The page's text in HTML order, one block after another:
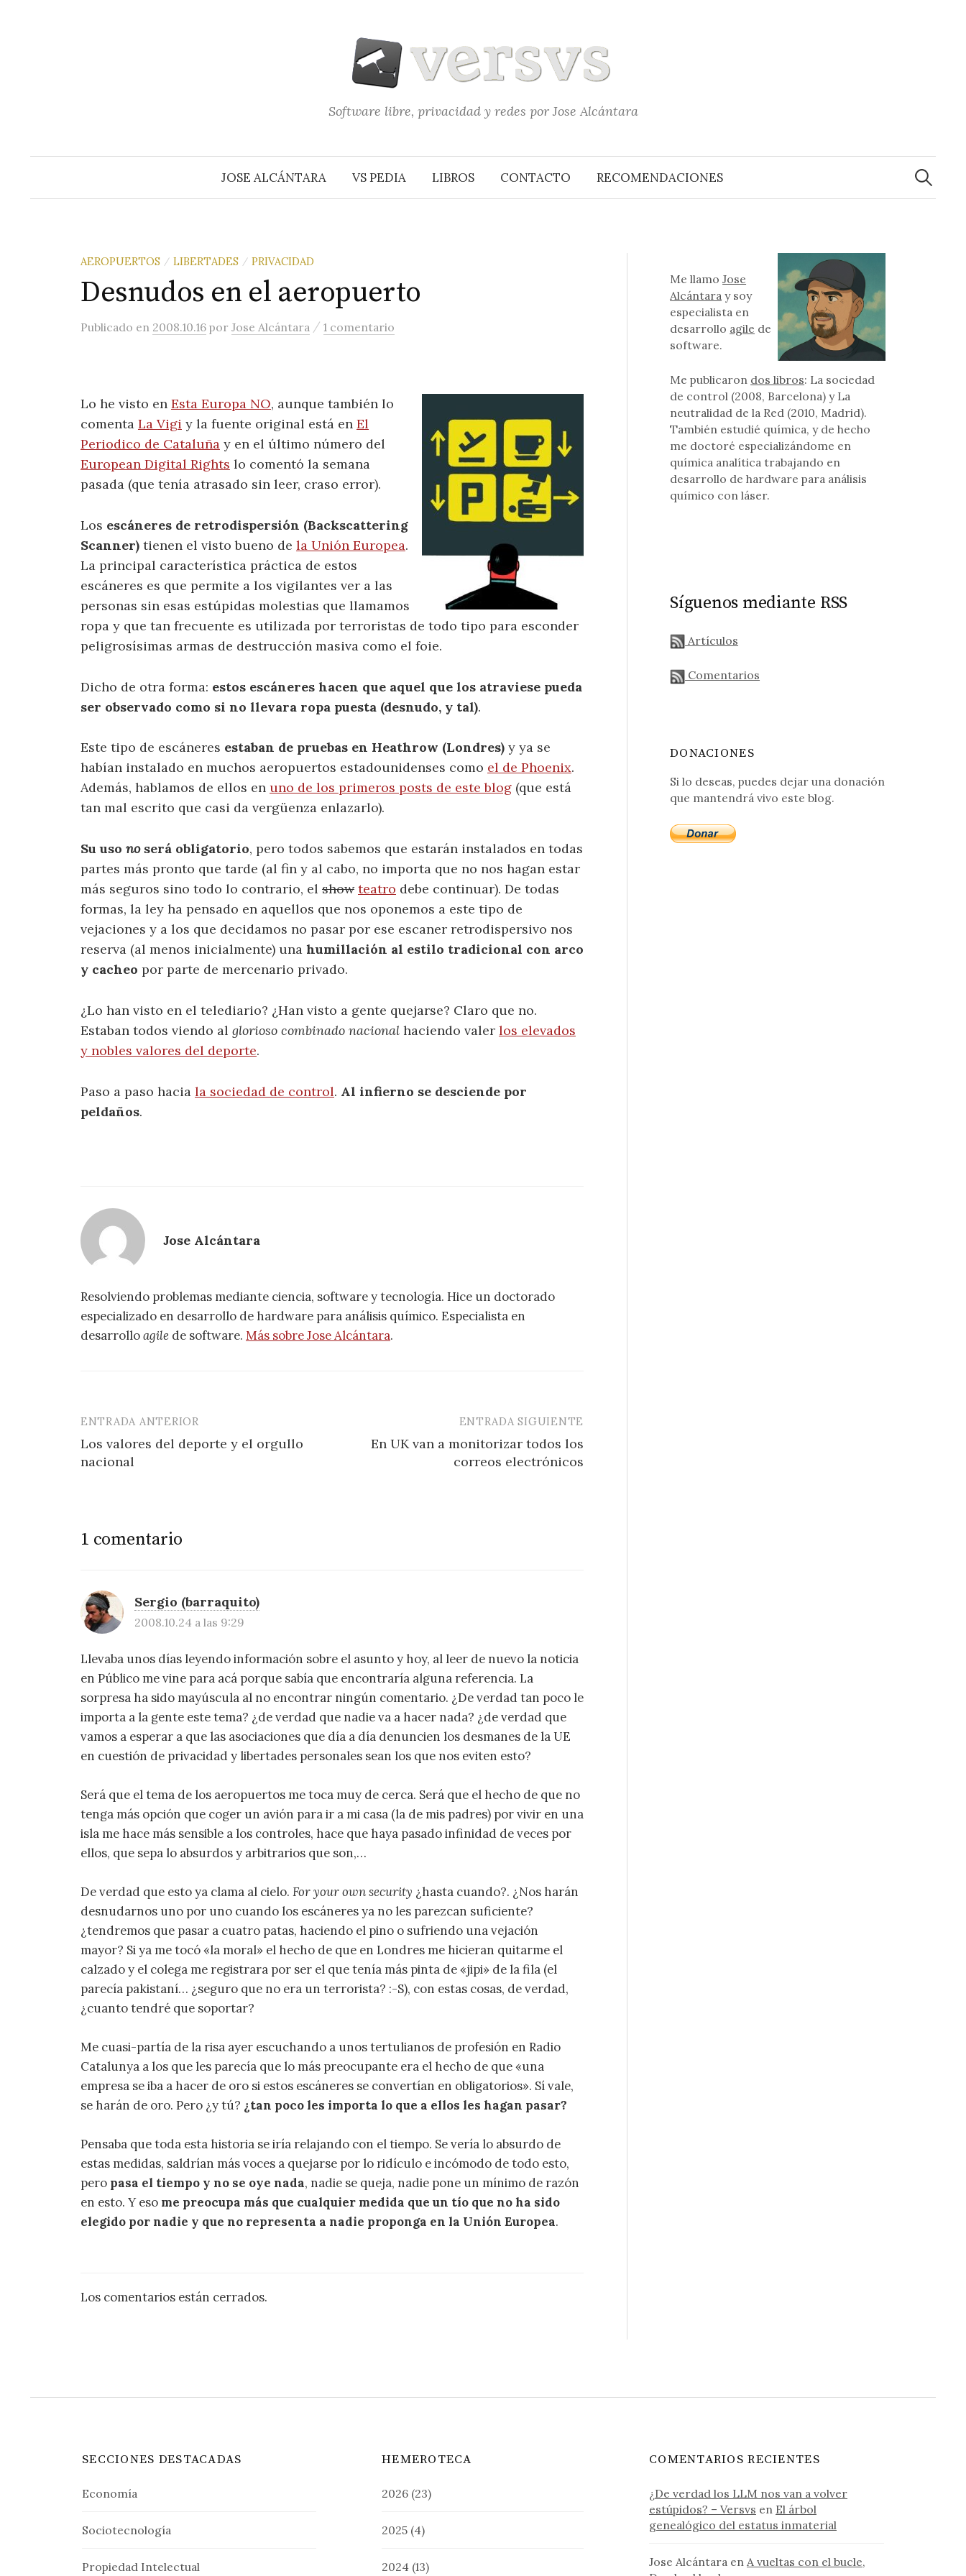
Software libre, privacidad y redes por Jose Alcántara
JOSE ALCÁNTARA VS PEDIA LIBROS CONTACTO RECOMENDACIONES
Buscar:
AEROPUERTOS / LIBERTADES / PRIVACIDAD
Desnudos en el aeropuerto
Publicado en 2008.10.16 por Jose Alcántara / 1 comentario
Lo he visto en Esta Europa NO, aunque también lo
comenta La Vigi y la fuente original está en El
Periodico de Cataluña y en el último número del
European Digital Rights lo comentó la semana
pasada (que tenía atrasado sin leer, craso error).
Los escáneres de retrodispersión (Backscattering
Scanner) tienen el visto bueno de la Unión Europea.
La principal característica práctica de estos
escáneres es que permite a los vigilantes ver a las
personas sin esas estúpidas molestias que llamamos
ropa y que tan frecuente es utilizada por terroristas de todo tipo para esconder
peligrosísimas armas de destrucción masiva como el foie.
Dicho de otra forma: estos escáneres hacen que aquel que los atraviese pueda
ser observado como si no llevara ropa puesta (desnudo, y tal).
Este tipo de escáneres estaban de pruebas en Heathrow (Londres) y ya se
habían instalado en muchos aeropuertos estadounidenses como el de Phoenix.
Además, hablamos de ellos en uno de los primeros posts de este blog (que está
tan mal escrito que casi da vergüenza enlazarlo).
Su uso noserá obligatorio, pero todos sabemos que estarán instalados en todas
partes más pronto que tarde (al fin y al cabo, no importa que no nos hagan estar
más seguros sino todo lo contrario, el show teatro debe continuar). De todas
formas, la ley ha pensado en aquellos que nos oponemos a este tipo de
vejaciones y a los que decidamos no pasar por ese escaner retrodispersivo nos
reserva (al menos inicialmente) una humillación al estilo tradicional con arco
y cacheo por parte de mercenario privado.
¿Lo han visto en el telediario? ¿Han visto a gente quejarse? Claro que no.
Estaban todos viendo al glorioso combinado nacional haciendo valer los elevados
y nobles valores del deporte.
Paso a paso hacia la sociedad de control. Al infierno se desciende por
peldaños.
Jose Alcántara
Resolviendo problemas mediante ciencia, software y tecnología. Hice un doctorado
especializado en desarrollo de hardware para análisis químico. Especialista en
desarrolloagile de software. Más sobre Jose Alcántara.
Navegación
de
ENTRADA ANTERIOR
Los valores del deporte y el orgullo
nacional
ENTRADA SIGUIENTE
En UK van a monitorizar todos los
correos electrónicos
1 comentario
Sergio (barraquito)
2008.10.24 a las 9:29
Llevaba unos días leyendo información sobre el asunto y hoy, al leer de nuevo la noticia
en Público me vine para acá porque sabía que encontraría alguna referencia. La
sorpresa ha sido mayúscula al no encontrar ningún comentario. ¿De verdad tan poco le
importa a la gente este tema? ¿de verdad que nadie va a hacer nada? ¿de verdad que
vamos a esperar a que las asociaciones que día a día denuncien los desmanes de la UE
en cuestión de privacidad y libertades personales sean los que nos eviten esto?
Será que el tema de los aeropuertos me toca muy de cerca. Será que el hecho de que no
tenga más opción que coger un avión para ir a mi casa (la de mis padres) por vivir en una
isla me hace más sensible a los controles, hace que haya pasado infinidad de veces por
ellos, que sepa lo absurdos y arbitrarios que son,…
De verdad que esto ya clama al cielo. For your own security ¿hasta cuando?. ¿Nos harán
desnudarnos uno por uno cuando los escáneres ya no les parezcan suficiente?
¿tendremos que pasar a cuatro patas, haciendo el pino o sufriendo una vejación
mayor? Si ya me tocó «la moral» el hecho de que en Londres me hicieran quitarme el
calzado y el colega me registrara por ser el que tenía más pinta de «jipi» de la fila (el
parecía pakistaní… ¿seguro que no era un terrorista? :-S), con estas cosas, de verdad,
¿cuanto tendré que soportar?
Me cuasi-partía de la risa ayer escuchando a unos tertulianos de profesión en Radio
Catalunya a los que les parecía que lo más preocupante era el hecho de que «una
empresa se iba a hacer de oro si estos escáneres se convertían en obligatorios». Sí vale,
se harán de oro. Pero ¿y tú? ¿tan poco les importa lo que a ellos les hagan pasar?
Pensaba que toda esta historia se iría relajando con el tiempo. Se vería lo absurdo de
estas medidas, saldrían más voces a quejarse por lo ridículo e incómodo de todo esto,
pero pasa el tiempo y no se oye nada, nadie se queja, nadie pone un mínimo de razón
en esto. Y eso me preocupa más que cualquier medida que un tío que no ha sido
elegido por nadie y que no representa a nadie proponga en la Unión Europea.
Los comentarios están cerrados.
Me llamoJose
Alcántara y soy
especialista en
desarrollo agile de
software.
Me publicaron dos libros: La sociedad
de control (2008, Barcelona) y La
neutralidad de la Red (2010, Madrid).
También estudié química, y de hecho
me doctoré especializándome en
química analítica trabajando en
desarrollo de hardware para análisis
químico con láser.
Síguenos mediante RSS
Artículos
Comentarios
DONACIONES
Si lo deseas, puedes dejar una donación
que mantendrá vivo este blog.
SECCIONES DESTACADAS
Economía
Sociotecnología
Propiedad Intelectual
HEMEROTECA
2026 (23)
2025 (4)
2024 (13)
COMENTARIOS RECIENTES
¿De verdad los LLM nos van a volver
estúpidos? – Versvs en El árbol
genealógico del estatus inmaterial
Jose Alcántara en A vueltas con el bucle,